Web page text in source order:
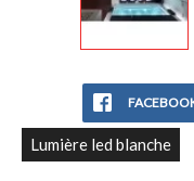
Lumière led blanche